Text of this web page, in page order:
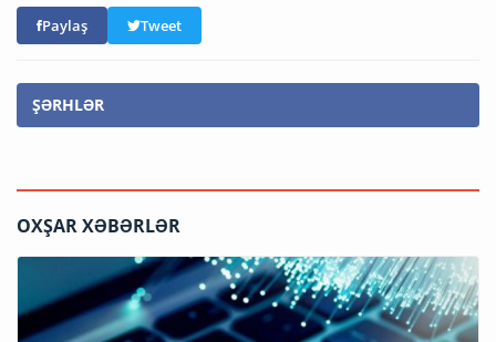
Paylaş Tweet
ŞƏRHLƏR
OXŞAR XƏBƏRLƏR